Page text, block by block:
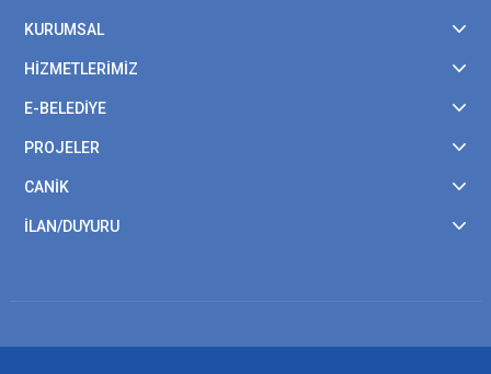
KURUMSAL
HİZMETLERİMİZ
E-BELEDİYE
PROJELER
CANİK
İLAN/DUYURU